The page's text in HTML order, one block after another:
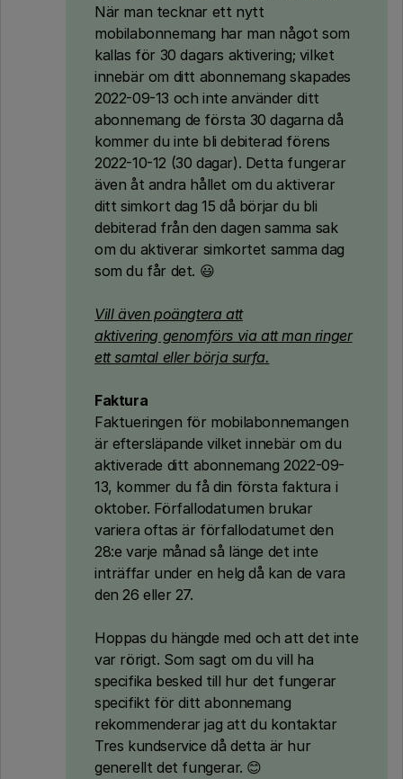
När man tecknar ett nytt
mobilabonnemang har man något som
kallas för 30 dagars aktivering; vilket
innebär om ditt abonnemang skapades
2022-09-13 och inte använder ditt
abonnemang de första 30 dagarna då
kommer du inte bli debiterad förens
2022-10-12 (30 dagar). Detta fungerar
även åt andra hållet om du aktiverar
ditt simkort dag 15 då börjar du bli
debiterad från den dagen samma sak
om du aktiverar simkortet samma dag
som du får det. 😃
Vill även poängtera att
aktivering genomförs via att man ringer
ett samtal eller börja surfa.
Faktura
Faktueringen för mobilabonnemangen
är eftersläpande vilket innebär om du
aktiverade ditt abonnemang 2022-09-
13, kommer du få din första faktura i
oktober. Förfallodatumen brukar
variera oftas är förfallodatumet den
28:e varje månad så länge det inte
inträffar under en helg då kan de vara
den 26 eller 27.
Hoppas du hängde med och att det inte
var rörigt. Som sagt om du vill ha
specifika besked till hur det fungerar
specifikt för ditt abonnemang
rekommenderar jag att du kontaktar
Tres kundservice då detta är hur
generellt det fungerar. 😊